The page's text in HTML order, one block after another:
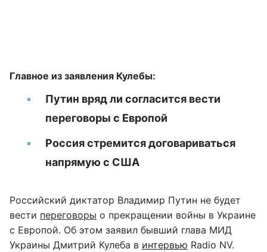
Главное из заявления Кулебы:
Путин вряд ли согласится вести
переговоры с Европой
Россия стремится договариваться
напрямую с США
Российский диктатор Владимир Путин не будет
вести переговоры о прекращении войны в Украине
с Европой. Об этом заявил бывший глава МИД
Украины Дмитрий Кулеба в интервью Radio NV.